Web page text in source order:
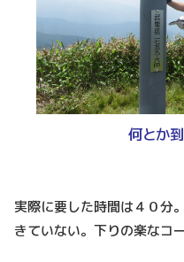
何とか
実際に要した時間は４０分
きていない。下りの楽なコ